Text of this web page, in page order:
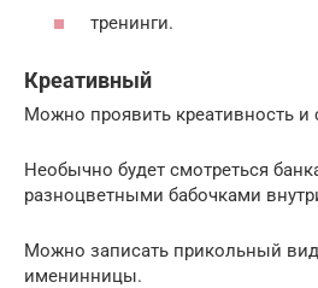
тренинги.
Креативный
Можно проявить креативность и
Необычно будет смотреться
разноцветными бабочками
Можно записать прикольный
именинницы.